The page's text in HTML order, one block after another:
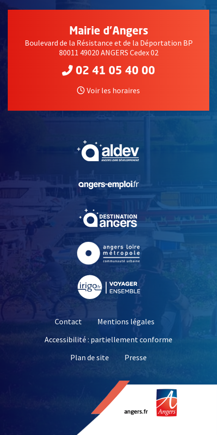
Mairie d'Angers
Boulevard de la Résistance et de la Déportation BP
80011 49020 ANGERS Cedex 02
02 41 05 40 00
Voir les horaires
, Ouvre une nouvelle
, Ouvre une nouvelle
Contact
Mentions légales
Accessibilité : partiellement conforme
Plan de site
Presse